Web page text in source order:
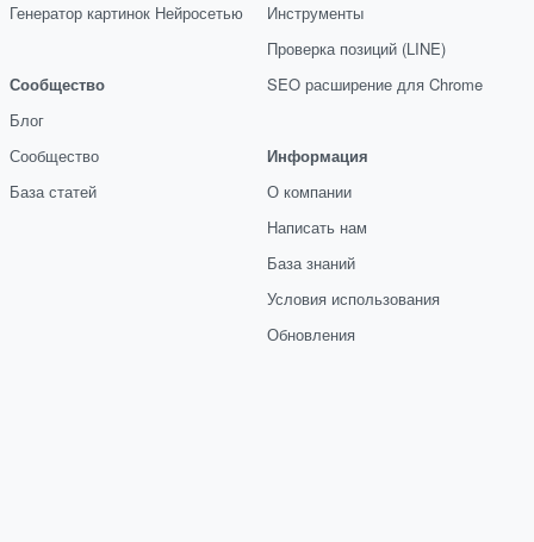
Генератор картинок Нейросетью
Сообщество
Блог
Сообщество
База статей
Инструменты
Проверка позиций (LINE)
SEO расширение для Chrome
Информация
О компании
Написать нам
База знаний
Условия использования
Обновления